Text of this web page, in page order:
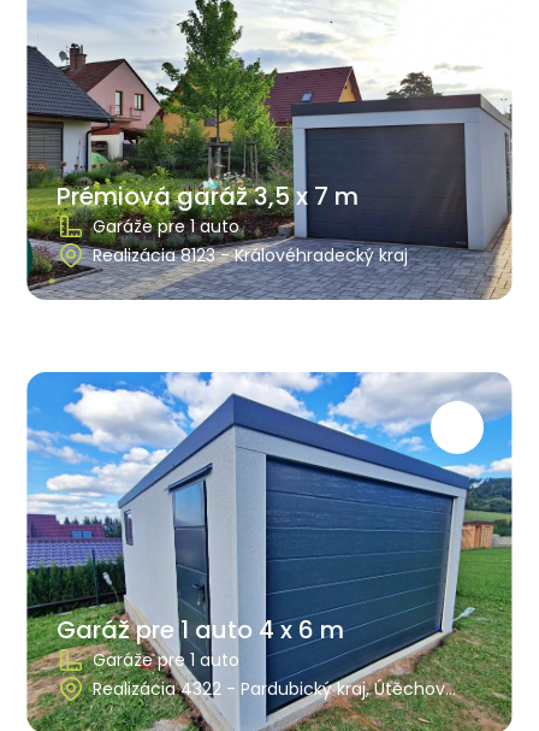
Prémiová garáž 3,5 x 7 m
Garáže pre 1 auto
Realizácia 8123 - Královéhradecký kraj
Garáž pre 1 auto 4 x 6 m
Garáže pre 1 auto
Realizácia 4322 - Pardubický kraj, Útěchov
u Moravskej Třebové